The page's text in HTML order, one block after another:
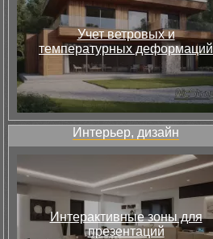
Учет ветровых и
температурных деформаций
Интерьер, дизайн
Интерактивные зоны для
презентаций